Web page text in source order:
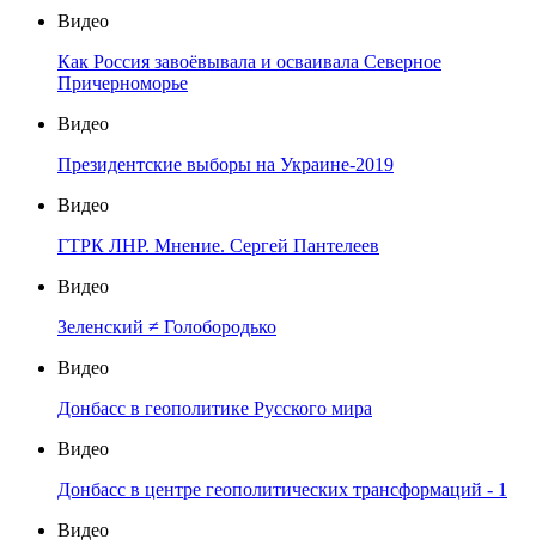
Видео
Как Россия завоёвывала и осваивала Северное
Причерноморье
Видео
Президентские выборы на Украине-2019
Видео
ГТРК ЛНР. Мнение. Сергей Пантелеев
Видео
Зеленский ≠ Голобородько
Видео
Донбасс в геополитике Русского мира
Видео
Донбасс в центре геополитических трансформаций - 1
Видео